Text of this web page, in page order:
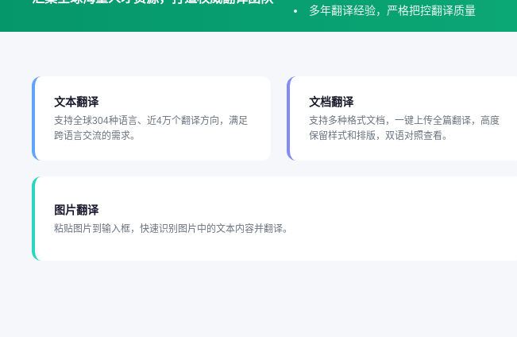
多年翻译经验，严格把控翻译质量
文本翻译
支持全球304种语言、近4万个翻译方向，满足
跨语言交流的需求。
文档翻译
支持多种格式文档，一键上传全篇翻译，高度
保留样式和排版，双语对照查看。
图片翻译
粘贴图片到输入框，快速识别图片中的文本内容并翻译。